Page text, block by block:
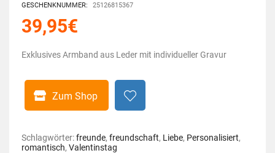
GESCHENKNUMMER: 25126815367
39,95€
Exklusives Armband aus Leder mit individueller Gravur
Zum Shop
Schlagwörter:freunde, freundschaft, Liebe, Personalisiert,
romantisch, Valentinstag